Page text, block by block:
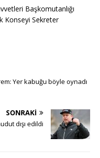
Başkomutanlığı
Konseyi Sekreter
Yer kabuğu böyle oynadı
SONRAKI
dışı edildi